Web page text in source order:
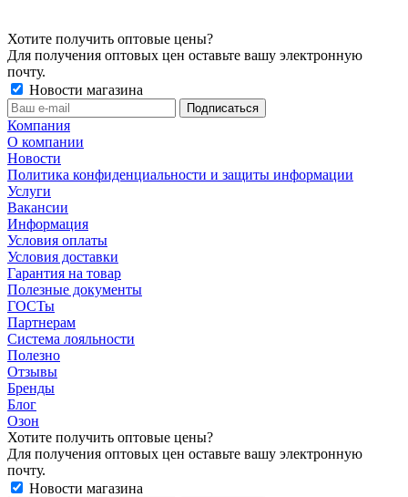
Хотите получить оптовые цены?
Для получения оптовых цен оставьте вашу электронную
почту.
Новости магазина
Компания
О компании
Новости
Политика конфиденциальности и защиты информации
Услуги
Вакансии
Информация
Условия оплаты
Условия доставки
Гарантия на товар
Полезные документы
ГОСТы
Партнерам
Система лояльности
Полезно
Отзывы
Бренды
Блог
Озон
Хотите получить оптовые цены?
Для получения оптовых цен оставьте вашу электронную
почту.
Новости магазина